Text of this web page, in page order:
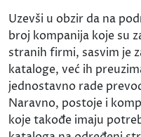
Uzevši u obzir da na
broj kompanija koje su
stranih firmi, sasvim je
kataloge, već ih
jednostavno rade
Naravno, postoje i
koje takođe imaju